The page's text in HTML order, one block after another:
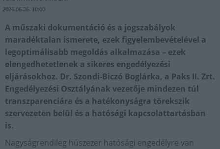
2026.06.26. 10:00
A műszaki dokumentáció és a jogszabályok
maradéktalan ismerete, ezek figyelembevételével a
legoptimálisabb megoldás alkalmazása – ezek
elengedhetetlenek a sikeres engedélyezési
eljárásokhoz. Dr. Szondi-Biczó Boglárka, a Paks II. Zrt.
Engedélyezési Osztályának vezetője mindezen túl
transzparenciára és a hatékonyságra törekszik
szervezeten belül és a hatósági kapcsolattartásban
is.
Nagyságrendileg húszezer hatósági engedélyre van